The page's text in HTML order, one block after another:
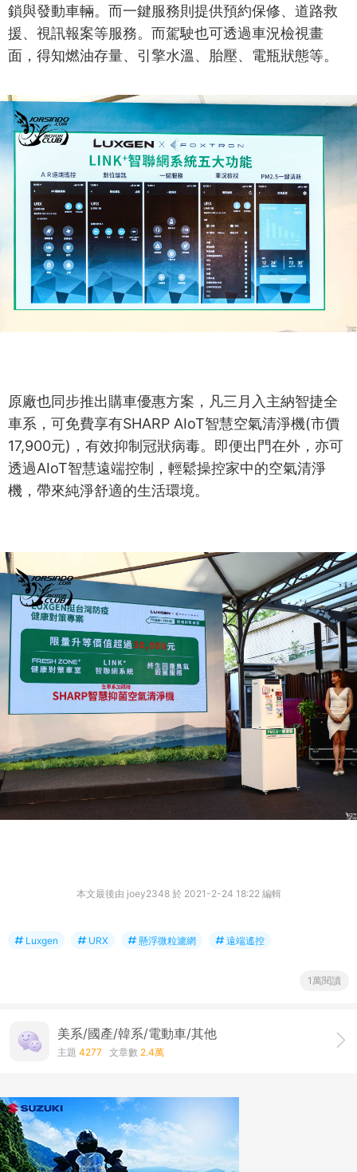
鎖與發動車輛。而一鍵服務則提供預約保修、道路救
援、視訊報案等服務。而駕駛也可透過車況檢視畫
面，得知燃油存量、引擎水溫、胎壓、電瓶狀態等。
原廠也同步推出購車優惠方案，凡三月入主納智捷全
車系，可免費享有SHARP AIoT智慧空氣清淨機(市價
17,900元)，有效抑制冠狀病毒。即便出門在外，亦可
透過AIoT智慧遠端控制，輕鬆操控家中的空氣清淨
機，帶來純淨舒適的生活環境。
本文最後由 joey2348 於 2021-2-24 18:22 編輯
Luxgen URX 懸浮微粒濾網 遠端遙控
1萬閱讀
美系/國產/韓系/電動車/其他
主題 4277 文章數 2.4萬